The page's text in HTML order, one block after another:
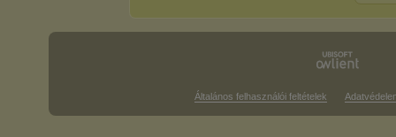
Általános felhasználói feltételek